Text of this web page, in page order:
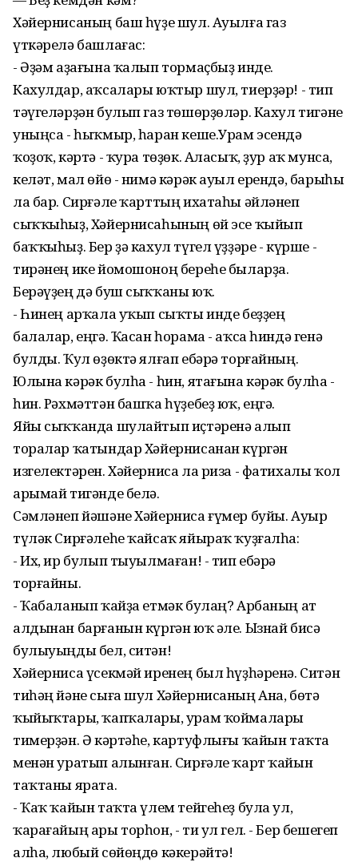
Хәйернисаның баш һүҙе шул. Ауылға газ
үткәрелә башлағас:
- Әҙәм аҙағына ҡалып тормаҫбыҙ инде.
Кахулдар, аҡсалары юҡтыр шул, тиерҙәр! - тип
тәүгеләрҙән булып газ төшөрҙөләр. Кахул тигәне
уныңса - һыҡмыр, һаран кеше.Урам эсендә
ҡоҙоҡ, кәртә - ҡура төҙөк. Аласыҡ, ҙур аҡ мунса,
келәт, мал өйө - нимә кәрәк ауыл ерендә, барыһы
ла бар. Сирғәле ҡарттың ихатаһы әйләнеп
сыҡҡыһыҙ, Хәйернисаһының өй эсе ҡыйып
баҡҡыһыҙ. Бер ҙә кахул түгел үҙҙәре - күрше -
тирәнең ике йомошоноң береһе быларҙа.
Берәүҙең дә буш сыҡҡаны юҡ.
- Һинең арҡала уҡып сыҡты инде беҙҙең
балалар, еңгә. Ҡасан һорама - аҡса һиндә генә
булды. Ҡул өҙөктә ялғап ебәрә торғайның.
Юлына кәрәк булһа - һин, ятағына кәрәк булһа -
һин. Рәхмәттән башҡа һүҙебеҙ юҡ, еңгә.
Яйы сыҡҡанда шулайтып иҫтәренә алып
торалар ҡатындар Хәйернисанан күргән
изгелектәрен. Хәйерниса ла риза - фатихалы ҡол
арымай тигәнде белә.
Сәмләнеп йәшәне Хәйерниса ғүмер буйы. Ауыр
түләк Сирғәлеһе ҡайсаҡ яйыраҡ ҡуҙғалһа:
- Их, ир булып тыуылмаған! - тип ебәрә
торғайны.
- Ҡабаланып ҡайҙа етмәк булаң? Арбаның ат
алдынан барғанын күргән юҡ әле. Ызнай бисә
булыуыңды бел, ситән!
Хәйерниса үсекмәй иренең был һүҙһәренә. Ситән
тиһәң йәне сыға шул Хәйернисаның Ана, бөтә
ҡыйыҡтары, ҡапҡалары, урам ҡоймалары
тимерҙән. Ә кәртәһе, картуфлығы ҡайын таҡта
менән уратып алынған. Сирғәле ҡарт ҡайын
таҡтаны ярата.
- Ҡаҡ ҡайын таҡта үлем тейгеһеҙ була ул,
ҡарағайың ары торһон, - ти ул гел. - Бер бешегеп
алһа, любый сөйөңдө кәкерәйтә!